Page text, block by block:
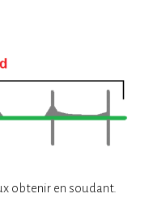
obtenir en soudant.